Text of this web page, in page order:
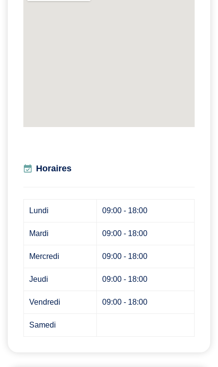
Horaires
Lundi 09:00 - 18:00
Mardi 09:00 - 18:00
Mercredi 09:00 - 18:00
Jeudi 09:00 - 18:00
Vendredi 09:00 - 18:00
Samedi